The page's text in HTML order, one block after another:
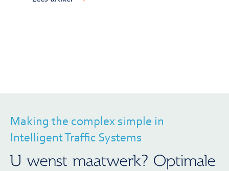
Making the complex simple in
Intelligent Traffic Systems
U wenst maatwerk? Optimale